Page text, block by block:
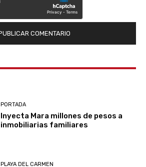
PORTADA
Inyecta Mara millones de pesos a
inmobiliarias familiares
PLAYA DEL CARMEN